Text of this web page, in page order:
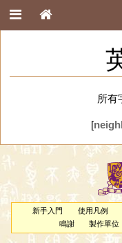
所有
[
新手入門 使用凡例
鳴謝
製作單位